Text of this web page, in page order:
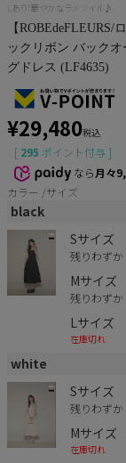
Lあり!華やかなラメツイル♪
【
ックリボン バック
グドレス (LF4635)
¥29,480税込
[ 295 ポイント付与 ]
なら月々
カラー
サイズ
black
Sサイズ
残りわずか
Mサイズ
残りわずか
Lサイズ
在庫切れ
white
Sサイズ
残りわずか
Mサイズ
在庫切れ